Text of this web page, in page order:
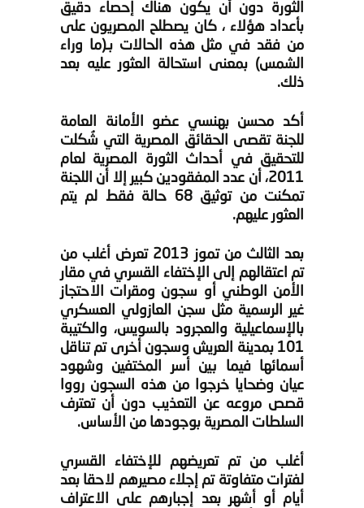
الثورة دون أن يكون هناك إحصاء دقيق
بأعداد هؤلاء ، كان يصطلح المصريون على
من فقد في مثل هذه الحالات بـ(ما وراء
الشمس) بمعنى استحالة العثور عليه بعد
ذلك.
أكد محسن بهنسي عضو الأمانة العامة
للجنة تقصى الحقائق المصرية التي شُكلت
للتحقيق في أحداث الثورة المصرية لعام
2011، أن عدد المفقودين كبير إلا أن اللجنة
تمكنت من توثيق 68 حالة فقط لم يتم
العثور عليهم.
بعد الثالث من تموز 2013 تعرض أغلب من
تم اعتقالهم إلى الإختفاء القسري في مقار
الأمن الوطني أو سجون ومقرات الاحتجاز
غير الرسمية مثل سجن العازولي العسكري
بالإسماعيلية والعجرود بالسويس، والكتيبة
101 بمدينة العريش وسجون أخرى تم تناقل
أسمائها فيما بين أسر المختفين وشهود
عيان وضحايا خرجوا من هذه السجون رووا
قصص مروعه عن التعذيب دون أن تعترف
السلطات المصرية بوجودها من الأساس.
أغلب من تم تعريضهم للإختفاء القسري
لفترات متفاوتة تم إجلاء مصيرهم لاحقا بعد
أيام أو أشهر بعد إجبارهم على الاعتراف